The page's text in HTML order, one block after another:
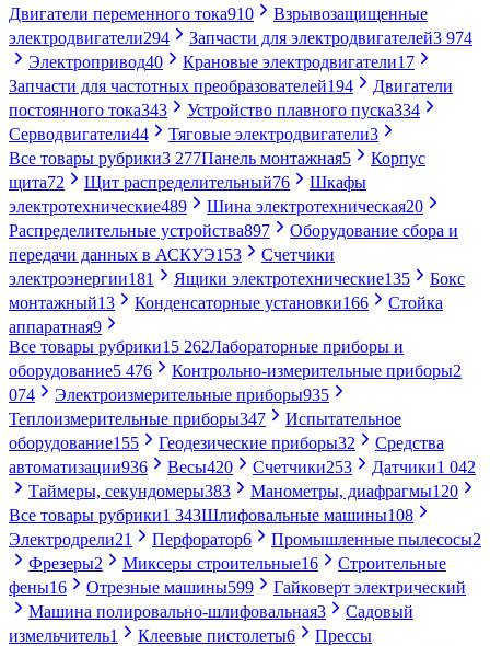
Двигатели переменного тока910
Взрывозащищенные
электродвигатели294 Запчасти для электродвигателей3 974
Электропривод40 Крановые электродвигатели17
Запчасти для частотных преобразователей194
Двигатели
постоянного тока343 Устройство плавного пуска334
Серводвигатели44 Тяговые электродвигатели3
Все товары рубрики3 277Панель монтажная5
Корпус
щита72 Щит распределительный76
Шкафы
электротехнические489 Шина электротехническая20
Распределительные устройства897
Оборудование сбора и
передачи данных в АСКУЭ153
Счетчики
электроэнергии181 Ящики электротехнические135
Бокс
монтажный13 Конденсаторные установки166
Стойка
аппаратная9
Все товары рубрики15 262Лабораторные приборы и
оборудование5 476 Контрольно-измерительные приборы2
074
Электроизмерительные приборы935
Теплоизмерительные приборы347
Испытательное
оборудование155 Геодезические приборы32
Средства
автоматизации936 Весы420 Счетчики253 Датчики1 042
Таймеры, секундомеры383 Манометры, диафрагмы120
Все товары рубрики1 343Шлифовальные машины108
Электродрели21 Перфоратор6 Промышленные пылесосы2
Фрезеры2 Миксеры строительные16
Строительные
фены16 Отрезные машины599
Гайковерт электрический
Машина полировально-шлифовальная3
Садовый
измельчитель1 Клеевые пистолеты6
Прессы